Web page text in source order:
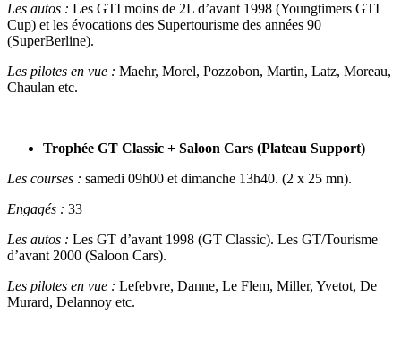
Les autos : Les GTI moins de 2L d’avant 1998 (Youngtimers GTI
Cup) et les évocations des Supertourisme des années 90
(SuperBerline).
Les pilotes en vue : Maehr, Morel, Pozzobon, Martin, Latz, Moreau,
Chaulan etc.
Trophée GT Classic + Saloon Cars (Plateau Support)
Les courses : samedi 09h00 et dimanche 13h40. (2 x 25 mn).
Engagés : 33
Les autos : Les GT d’avant 1998 (GT Classic). Les GT/Tourisme
d’avant 2000 (Saloon Cars).
Les pilotes en vue : Lefebvre, Danne, Le Flem, Miller, Yvetot, De
Murard, Delannoy etc.